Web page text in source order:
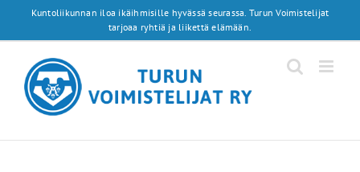
Kuntoliikunnan iloa ikäihmisille hyvässä seurassa. Turun Voimistelijat
tarjoaa ryhtiä ja liikettä elämään.